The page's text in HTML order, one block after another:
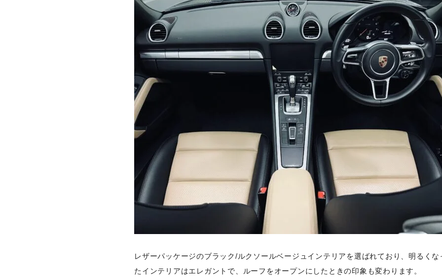
レザーパッケージのブラック/ルクソールベージュインテリアを選ばれており、明るくな
たインテリアはエレガントで、ルーフをオープンにしたときの印象も変わります。